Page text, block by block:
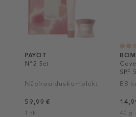
PAYOT
N°2 Set
Näohoolduskomplekt
59,99 €
1 tk
BOM
SPF
BB-
40 g